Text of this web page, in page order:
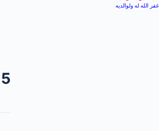
غفر الله له ولوالديه
5 تعليقات